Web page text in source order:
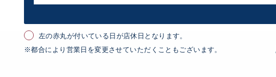
左の赤丸が付いている日が店休日となります。
※都合により営業日を変更させていただくこともございます。